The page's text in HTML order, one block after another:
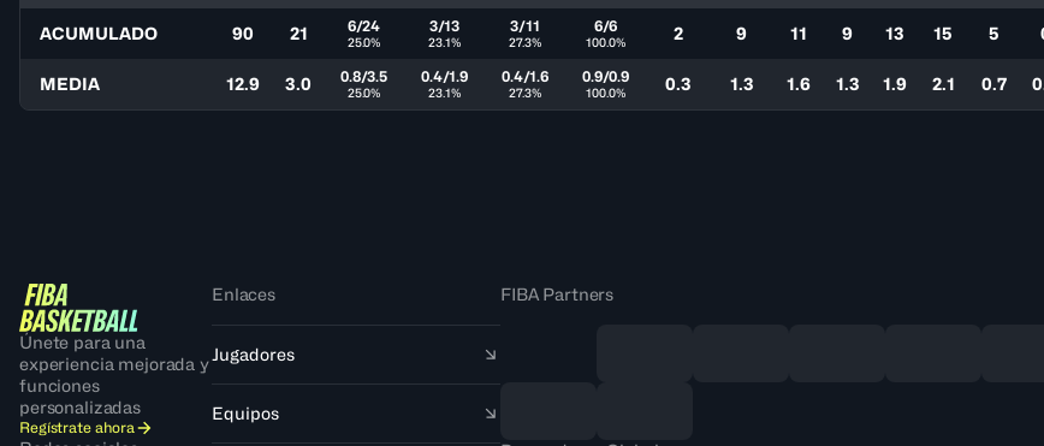
ACUMULADO 90 21 6/24
25.0%
3/13
23.1%
3/11
27.3%
6/6
100.0% 2 9 11 9 13 15 5
MEDIA 12.9 3.0 0.8/3.5
25.0%
0.4/1.9
23.1%
0.4/1.6
27.3%
0.9/0.9
100.0% 0.3 1.3 1.6 1.3 1.9 2.1 0.7
Únete para una
experiencia mejorada y
funciones
personalizadas
Regístrate ahora
Enlaces
Jugadores
Equipos
FIBA Partners